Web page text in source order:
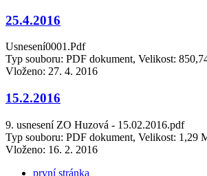
25.4.2016
Usnesení0001.Pdf
Typ souboru: PDF dokument, Velikost:
Vloženo: 27. 4. 2016
15.2.2016
9. usnesení ZO Huzová - 15.02.2016.pdf
Typ souboru: PDF dokument, Velikost: 1,29
Vloženo: 16. 2. 2016
první stránka